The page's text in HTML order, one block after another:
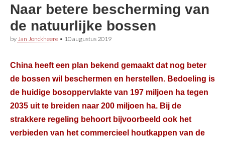
Naar betere bescherming van
de natuurlijke bossen
by Jan Jonckheere • 10 augustus 2019
China heeft een plan bekend gemaakt dat nog beter
de bossen wil beschermen en herstellen. Bedoeling is
de huidige bosoppervlakte van 197 miljoen ha tegen
2035 uit te breiden naar 200 miljoen ha. Bij de
strakkere regeling behoort bijvoorbeeld ook het
verbieden van het commercieel houtkappen van de